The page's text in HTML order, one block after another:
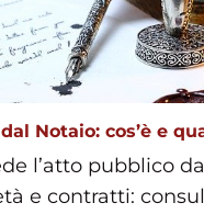
Notaio: cos’è e
l’atto pubblico
e contratti: